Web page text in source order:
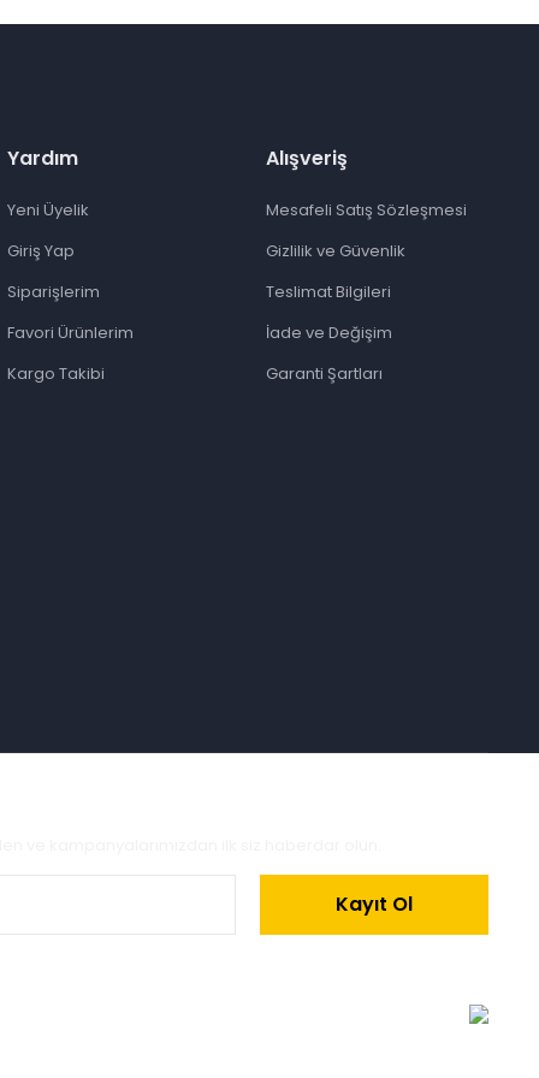
Yardım
Yeni Üyelik
Giriş Yap
Siparişlerim
Favori Ürünlerim
Kargo Takibi
Alışveriş
Mesafeli Satış Sözleşmesi
Gizlilik ve Güvenlik
Teslimat Bilgileri
İade ve Değişim
Garanti Şartları
Kayıt Ol